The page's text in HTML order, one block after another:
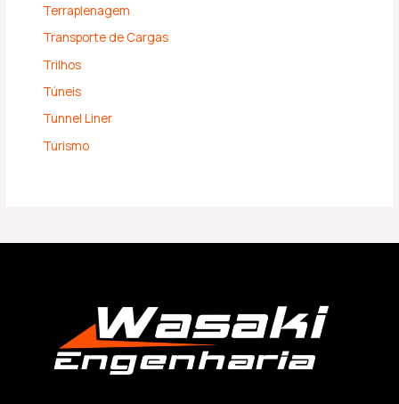
Terraplenagem
Transporte de Cargas
Trilhos
Túneis
Tunnel Liner
Turismo